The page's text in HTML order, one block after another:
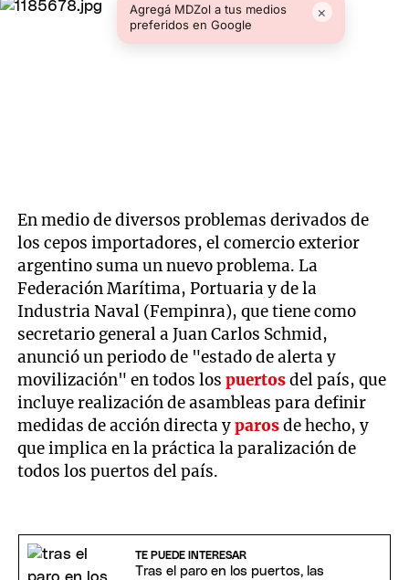
Agregá MDZol a tus medios
preferidos en Google
×
En medio de diversos problemas derivados de
los cepos importadores, el comercio exterior
argentino suma un nuevo problema. La
Federación Marítima, Portuaria y de la
Industria Naval (Fempinra), que tiene como
secretario general a Juan Carlos Schmid,
anunció un periodo de "estado de alerta y
movilización" en todos lospuertosdel país, que
incluye realización de asambleas para definir
medidas de acción directa yparosde hecho, y
que implica en la práctica la paralización de
todos los puertos del país.
TE PUEDE INTERESAR
Tras el paro en los puertos, las